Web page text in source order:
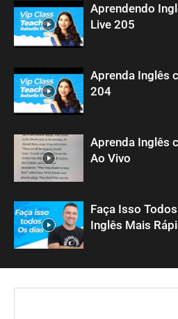
Aprendendo
Live 205
Aprenda Inglês
204
Aprenda Inglês
Ao Vivo
Faça Isso
Inglês Mais